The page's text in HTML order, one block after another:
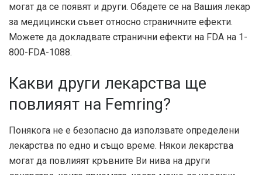
могат да се появят и други. Обадете се на Вашия лекар
за медицински съвет относно страничните ефекти.
Можете да докладвате странични ефекти на FDA на 1-
800-FDA-1088.
Какви други лекарства ще
повлияят на Femring?
Понякога не е безопасно да използвате определени
лекарства по едно и също време. Някои лекарства
могат да повлияят кръвните Ви нива на други